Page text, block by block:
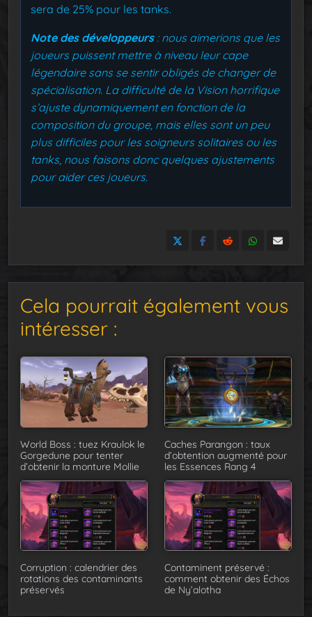
sera de 25% pour les tanks.
Note des développeurs: nous aimerions que les
joueurs puissent mettre à niveau leur cape
légendaire sans se sentir obligés de changer de
spécialisation. La difficulté de la Vision horrifique
s’ajuste dynamiquement en fonction de la
composition du groupe, mais elles sont un peu
plus difficiles pour les soigneurs solitaires ou les
tanks, nous faisons donc quelques ajustements
pour aider ces joueurs.
Cela pourrait également vous
intéresser :
World Boss : tuez Kraulok le
Gorgedune pour tenter
d’obtenir la monture Mollie
Caches Parangon : taux
d’obtention augmenté pour
les Essences Rang 4
Corruption : calendrier des
rotations des contaminants
préservés
Contaminent préservé :
comment obtenir des Échos
de Ny’alotha